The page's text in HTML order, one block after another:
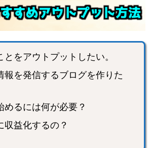
とをアウトプットしたい。
報を発信するブログを作りた
めるには何が必要？
収益化するの？